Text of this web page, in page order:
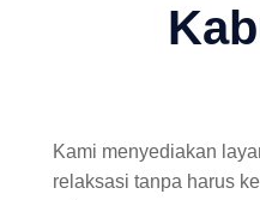
Kami menyediakan
relaksasi tanpa harus